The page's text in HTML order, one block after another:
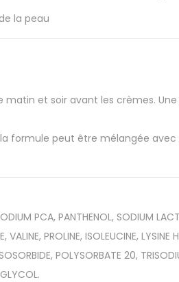
la peau
matin et soir avant les crèmes.
formule peut être mélangée avec
PCA, PANTHENOL, SODIUM
VALINE, PROLINE, ISOLEUCINE, LYSINE
POLYSORBATE 20,